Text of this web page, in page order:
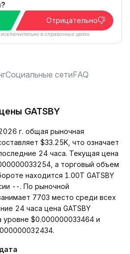
Отрицательно
в справочных целях.
Социальные сетиFAQ
GATSBY
г. общая рыночная
$33.25K, что означает
24 часа. Текущая цена
а торговый объем
находится 1.00T GATSBY
--. По рыночной
7703 место среди всех
24 часа цена GATSBY
уровне $0.000000033464 и